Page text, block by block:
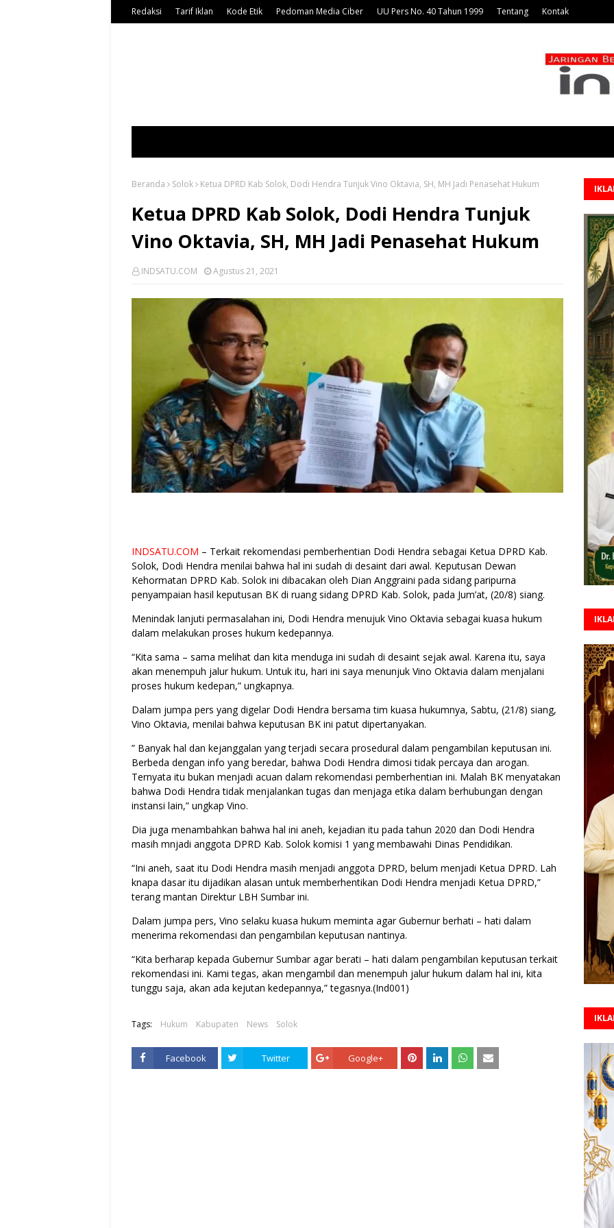
Redaksi Tarif Iklan Kode Etik Pedoman Media Ciber UU Pers No. 40 Tahun 1999 Tentang Kontak
Beranda Solok Ketua DPRD Kab Solok, Dodi Hendra Tunjuk Vino Oktavia, SH, MH Jadi Penasehat Hukum
Ketua DPRD Kab Solok, Dodi Hendra Tunjuk
Vino Oktavia, SH, MH Jadi Penasehat Hukum
INDSATU.COM Agustus 21, 2021
INDSATU.COM – Terkait rekomendasi pemberhentian Dodi Hendra sebagai Ketua DPRD Kab.
Solok, Dodi Hendra menilai bahwa hal ini sudah di desaint dari awal. Keputusan Dewan
Kehormatan DPRD Kab. Solok ini dibacakan oleh Dian Anggraini pada sidang paripurna
penyampaian hasil keputusan BK di ruang sidang DPRD Kab. Solok, pada Jum’at, (20/8) siang.
Menindak lanjuti permasalahan ini, Dodi Hendra menujuk Vino Oktavia sebagai kuasa hukum
dalam melakukan proses hukum kedepannya.
“Kita sama – sama melihat dan kita menduga ini sudah di desaint sejak awal. Karena itu, saya
akan menempuh jalur hukum. Untuk itu, hari ini saya menunjuk Vino Oktavia dalam menjalani
proses hukum kedepan,” ungkapnya.
Dalam jumpa pers yang digelar Dodi Hendra bersama tim kuasa hukumnya, Sabtu, (21/8) siang,
Vino Oktavia, menilai bahwa keputusan BK ini patut dipertanyakan.
” Banyak hal dan kejanggalan yang terjadi secara prosedural dalam pengambilan keputusan ini.
Berbeda dengan info yang beredar, bahwa Dodi Hendra dimosi tidak percaya dan arogan.
Ternyata itu bukan menjadi acuan dalam rekomendasi pemberhentian ini. Malah BK menyatakan
bahwa Dodi Hendra tidak menjalankan tugas dan menjaga etika dalam berhubungan dengan
instansi lain,” ungkap Vino.
Dia juga menambahkan bahwa hal ini aneh, kejadian itu pada tahun 2020 dan Dodi Hendra
masih mnjadi anggota DPRD Kab. Solok komisi 1 yang membawahi Dinas Pendidikan.
“Ini aneh, saat itu Dodi Hendra masih menjadi anggota DPRD, belum menjadi Ketua DPRD. Lah
knapa dasar itu dijadikan alasan untuk memberhentikan Dodi Hendra menjadi Ketua DPRD,”
terang mantan Direktur LBH Sumbar ini.
Dalam jumpa pers, Vino selaku kuasa hukum meminta agar Gubernur berhati – hati dalam
menerima rekomendasi dan pengambilan keputusan nantinya.
“Kita berharap kepada Gubernur Sumbar agar berati – hati dalam pengambilan keputusan terkait
rekomendasi ini. Kami tegas, akan mengambil dan menempuh jalur hukum dalam hal ini, kita
tunggu saja, akan ada kejutan kedepannya,” tegasnya.(Ind001)
Tags: Hukum Kabupaten News Solok
Facebook Twitter Google+